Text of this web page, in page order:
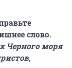
слово.
Черного моря